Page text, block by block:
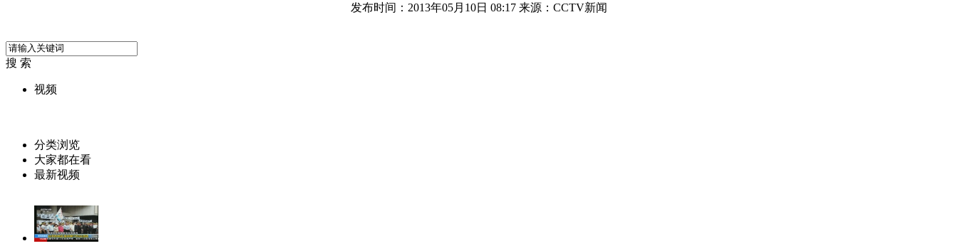
发布时间：2013年05月10日 08:17 来源：CCTV新闻
搜 索
视频
分类浏览
大家都在看
最新视频